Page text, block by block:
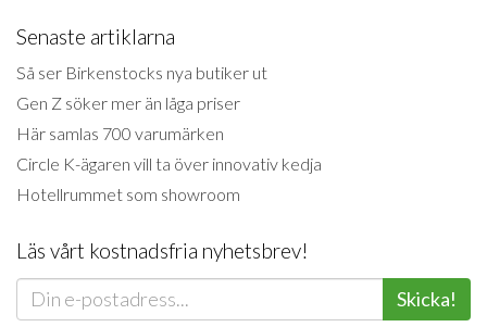
Senaste artiklarna
Så ser Birkenstocks nya butiker ut
Gen Z söker mer än låga priser
Här samlas 700 varumärken
Circle K-ägaren vill ta över innovativ kedja
Hotellrummet som showroom
Läs vårt kostnadsfria nyhetsbrev!
Skicka!